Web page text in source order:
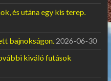
és utána egy kis terep.
bajnokságon. 2026-06-30
kiváló futások